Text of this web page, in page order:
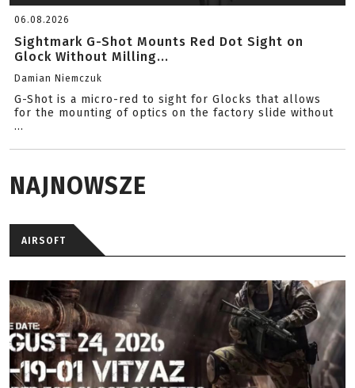
06.08.2026
Sightmark G-Shot Mounts Red Dot Sight on
Glock Without Milling...
Damian Niemczuk
G-Shot is a micro-red to sight for Glocks that allows
for the mounting of optics on the factory slide without
...
NAJNOWSZE
AIRSOFT